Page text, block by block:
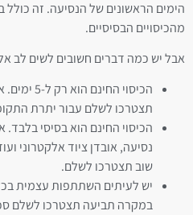
הימים הראשונים של הנסיעה. זה כולל
מהכיסויים הבסיסיים.
אבל יש כמה דברים חשובים לשים לב
הכיסוי
תצטרכו לשלם עבור יתרת
הכיסוי החינם הוא בסיסי בלבד.
נסיעה, אובדן ציוד אלקטרוני
שוב תצטרכו לשלם.
במקרה תביעה תצטרכו לשלם